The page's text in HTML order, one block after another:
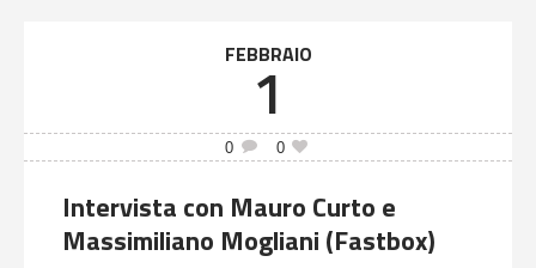
FEBBRAIO
1
0 0
Intervista con Mauro Curto e
Massimiliano Mogliani (Fastbox)